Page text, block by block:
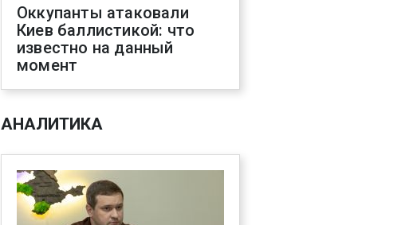
Оккупанты атаковали
Киев баллистикой: что
известно на данный
момент
АНАЛИТИКА